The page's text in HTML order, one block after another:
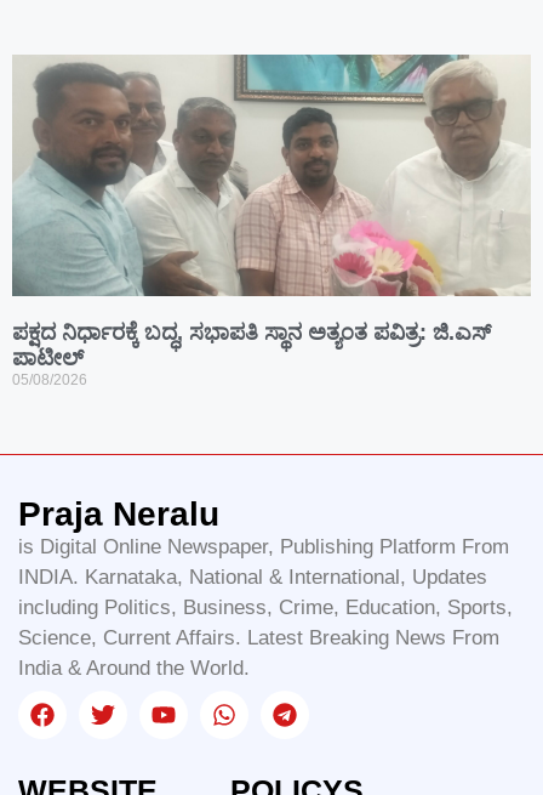
ಪಕ್ಷದ ನಿರ್ಧಾರಕ್ಕೆ ಬದ್ಧ, ಸಭಾಪತಿ ಸ್ಥಾನ ಅತ್ಯಂತ ಪವಿತ್ರ: ಜಿ.ಎಸ್
ಪಾಟೀಲ್
05/08/2026
Praja Neralu
is Digital Online Newspaper, Publishing Platform From
INDIA. Karnataka, National & International, Updates
including Politics, Business, Crime, Education, Sports,
Science, Current Affairs. Latest Breaking News From
India & Around the World.